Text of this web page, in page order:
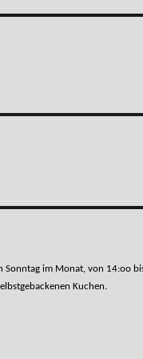
Sonntag im Monat, von 14:oo
Kuchen.